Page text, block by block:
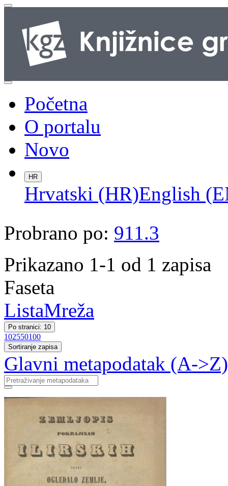
Početna
O portalu
Novo
HR
Hrvatski (HR)English
Probrano po: 911.3
Prikazano 1-1 od 1 zapisa
Faseta
ListaMreža
Po stranici: 10
102550100
Sortiranje zapisa
Glavni metapodatak (A->Z)